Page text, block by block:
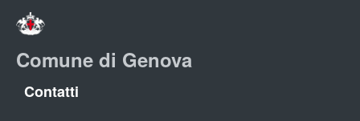
Comune di Genova
Contatti